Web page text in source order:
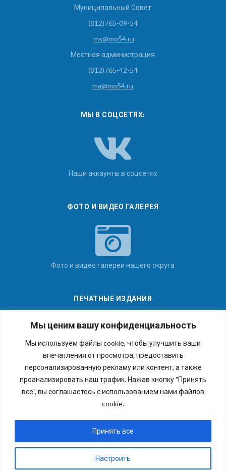
Мы ценим вашу конфиденциальность
Мы используем файлы cookie, чтобы улучшить ваши
впечатления от просмотра, предоставить
персонализированную рекламу или контент, а также
проанализировать наш трафик. Нажав кнопку "Принять
все", вы соглашаетесь с использованием нами файлов
cookie.
Настроить
Принять все
Муниципальный Совет
(812)765-09-54
ms@mo54.ru
Местная администрация
(812)765-42-54
ma@mo54.ru
МЫ В СОЦСЕТЯХ:
Наши аккаунты в соцсетях
ФОТО И ВИДЕО ГАЛЕРЕЯ
Фото и видео галереи нашего округа
ПЕЧАТНЫЕ ИЗДАНИЯ
Последние номера наших газет
Copyright © 2026 Внутригородское муниципальное
образование города федерального значения Санкт-
Петербурга муниципальный округ №54. Все права
защищены.